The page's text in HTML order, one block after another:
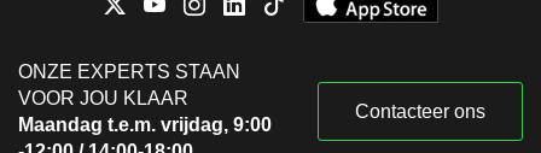
ONZE EXPERTS STAAN
VOOR JOU KLAAR
Maandag t.e.m. vrijdag, 9:00
Contacteer ons